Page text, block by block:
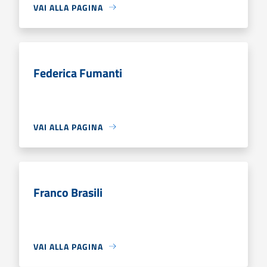
VAI ALLA PAGINA
Federica Fumanti
VAI ALLA PAGINA
Franco Brasili
VAI ALLA PAGINA